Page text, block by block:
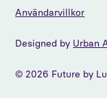
© 2026 Future by
Designed by Urban
Användarvillkor